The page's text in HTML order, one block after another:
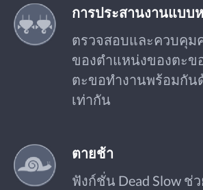
การประสานงานแบบ
ตรวจสอบและควบคุม
ของตำแหน่งของตะข
ตะขอทำงานพร้อมกัน
เท่ากัน
ตายช้า
ฟังก์ชั่น Dead Slow ช่